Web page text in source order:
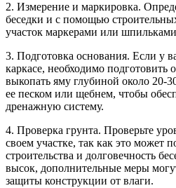
2. Измерение и маркировка.
беседки и с помощью
участок маркерами или
3. Подготовка основания. Если у
каркасе, необходимо подготовить
выкопать яму глубиной около 20-
ее песком или щебнем, чтобы
дренажную систему.
4. Проверка грунта. Проверьте
своем участке, так как это может
строительства и долговечность
высок, дополнительные меры
защиты конструкции от влаги.